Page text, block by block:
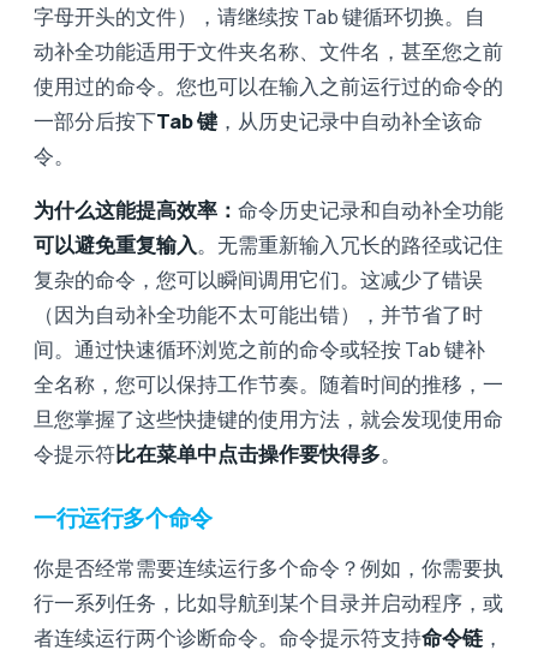
字母开头的文件），请继续按 Tab 键循环切换。自
动补全功能适用于文件夹名称、文件名，甚至您之前
使用过的命令。您也可以在输入之前运行过的命令的
一部分后按下Tab 键 ，从历史记录中自动补全该命
令。
为什么这能提高效率： 命令历史记录和自动补全功能
可以避免重复输入。无需重新输入冗长的路径或记住
复杂的命令，您可以瞬间调用它们。这减少了错误
（因为自动补全功能不太可能出错），并节省了时
间。通过快速循环浏览之前的命令或轻按 Tab 键补
全名称，您可以保持工作节奏。随着时间的推移，一
旦您掌握了这些快捷键的使用方法，就会发现使用命
令提示符比在菜单中点击操作要快得多。
一行运行多个命令
你是否经常需要连续运行多个命令？例如，你需要执
行一系列任务，比如导航到某个目录并启动程序，或
者连续运行两个诊断命令。命令提示符支持命令链 ，